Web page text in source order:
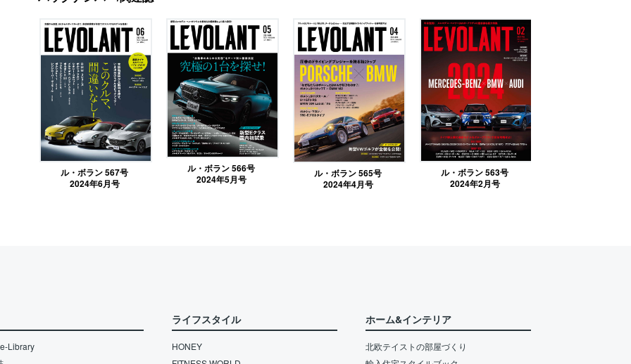
ル・ボラン 567号
2024年6月号
ル・ボラン 566号
2024年5月号
ル・ボラン 565号
2024年4月号
ル・ボラン 563号
2024年2月号
Library
ライフスタイル
HONEY
ホーム&インテリア
北欧テイストの部屋づくり